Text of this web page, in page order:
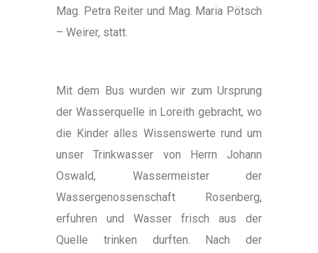
Mag. Petra Reiter und Mag. Maria Pötsch
– Weirer, statt.
Mit dem Bus wurden wir zum Ursprung
der Wasserquelle in Loreith gebracht, wo
die Kinder alles Wissenswerte rund um
unser Trinkwasser von Herrn Johann
Oswald, Wassermeister der
Wassergenossenschaft Rosenberg,
erfuhren und Wasser frisch aus der
Quelle trinken durften. Nach der